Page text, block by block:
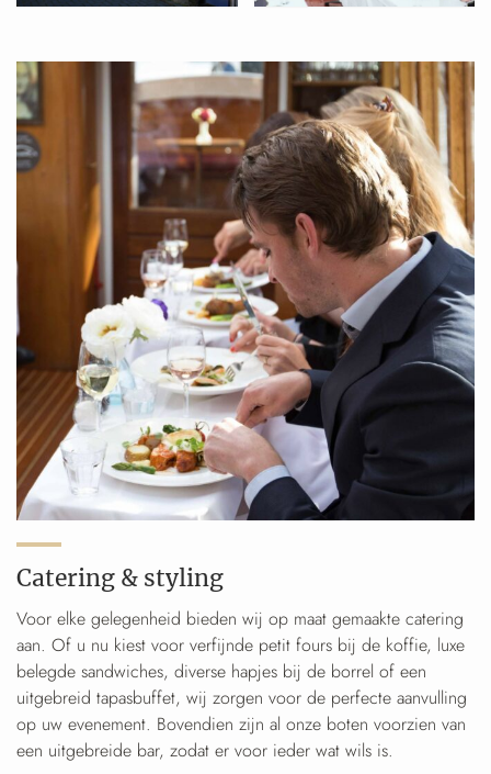
Catering & styling
Voor elke gelegenheid bieden wij op maat gemaakte catering
aan. Of u nu kiest voor verfijnde petit fours bij de koffie, luxe
belegde sandwiches, diverse hapjes bij de borrel of een
uitgebreid tapasbuffet, wij zorgen voor de perfecte aanvulling
op uw evenement. Bovendien zijn al onze boten voorzien van
een uitgebreide bar, zodat er voor ieder wat wils is.